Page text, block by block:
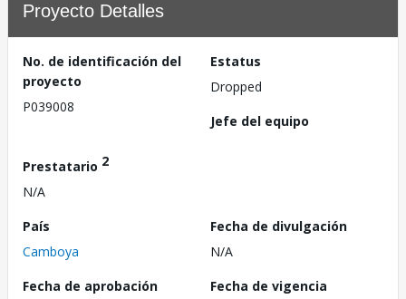
Proyecto Detalles
No. de identificación del
proyecto
P039008
Estatus
Dropped
Jefe del equipo
Prestatario 2
N/A
País
Camboya
Fecha de divulgación
N/A
Fecha de aprobación
Fecha de vigencia